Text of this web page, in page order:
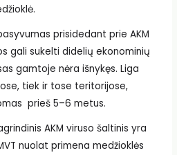
prisidedant prie AKM
gali sukelti didelių ekonominių
gamtoje nėra išnykęs. Liga
tiek ir tose teritorijose,
prieš 5–6 metus.
AKM viruso šaltinis yra
nuolat primena medžioklės